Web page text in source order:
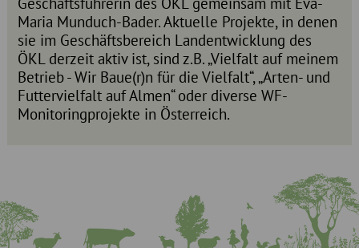
Maria Munduch-Bader. Aktuelle Projekte, in denen
sie im Geschäftsbereich Landentwicklung des
ÖKL derzeit aktiv ist, sind z.B. „Vielfalt auf meinem
Betrieb - Wir Baue(r)n für die Vielfalt“, „Arten- und
Futtervielfalt auf Almen“ oder diverse WF-
Monitoringprojekte in Österreich.